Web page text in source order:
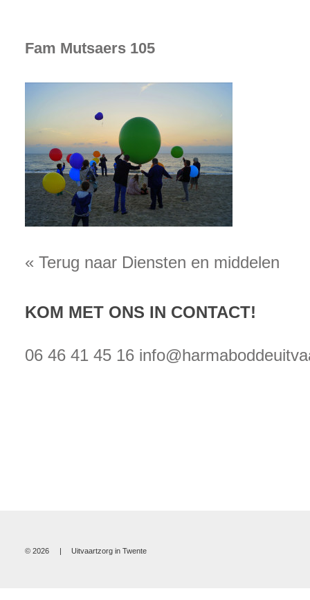
Fam Mutsaers 105
« Terug naar Diensten en middelen
KOM MET ONS IN CONTACT!
06 46 41 45 16
© 2026 | Uitvaartzorg in Twente